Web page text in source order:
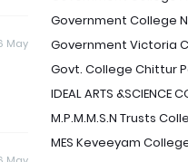
May
Government College
Government Victoria
Govt. College Chittur
IDEAL ARTS &SCIENCE
M.P.M.M.S.N Trusts
MES Keveeyam